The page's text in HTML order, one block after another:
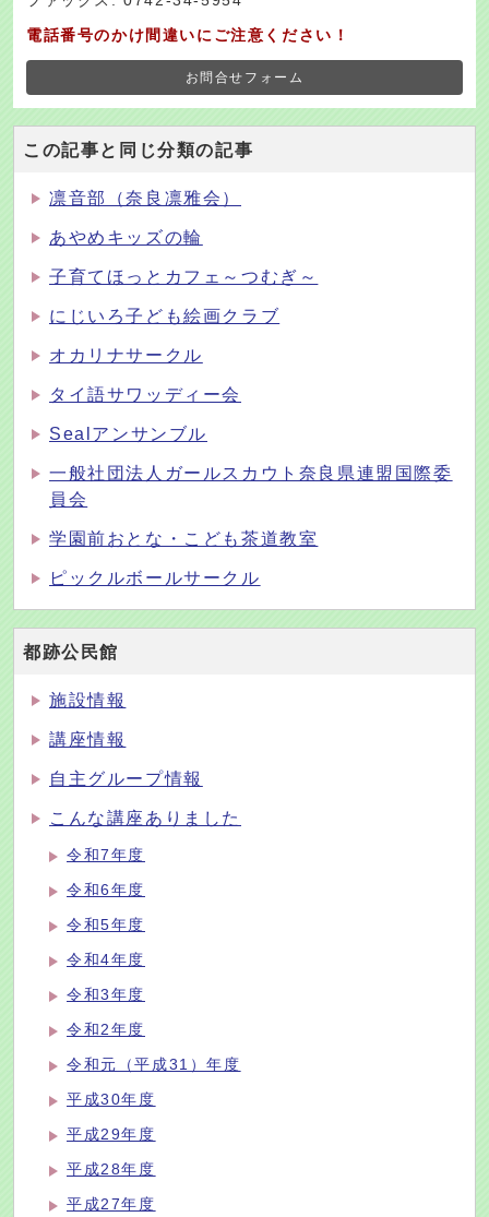
電話番号のかけ間違いにご注意ください！
お問合せフォーム
この記事と同じ分類の記事
凛音部（奈良凛雅会）
あやめキッズの輪
子育てほっとカフェ～つむぎ～
にじいろ子ども絵画クラブ
オカリナサークル
タイ語サワッディー会
Sealアンサンブル
一般社団法人ガールスカウト奈良県連盟国際委
員会
学園前おとな・こども茶道教室
ピックルボールサークル
都跡公民館
施設情報
講座情報
自主グループ情報
こんな講座ありました
令和7年度
令和6年度
令和5年度
令和4年度
令和3年度
令和2年度
令和元（平成31）年度
平成30年度
平成29年度
平成28年度
平成27年度